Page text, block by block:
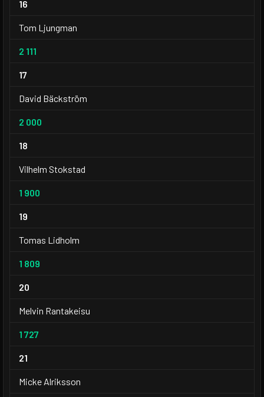
16
Tom Ljungman
2 111
17
David Bäckström
2 000
18
Vilhelm Stokstad
1 900
19
Tomas Lidholm
1 809
20
Melvin Rantakeisu
1 727
21
Micke Alriksson